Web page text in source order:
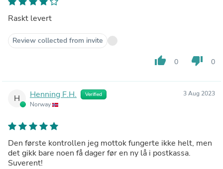
Raskt levert
Review collected from invite
thumb_up 0 thumb_down 0
H Henning F.H. Verified
Norway
3 Aug 2023
Den første kontrollen jeg mottok fungerte ikke helt, men
det gikk bare noen få dager før en ny lå i postkassa.
Suverent!